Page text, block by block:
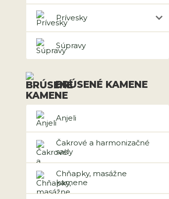
Prívesky
Súpravy
BRÚSENÉ KAMENE
Anjeli
Čakrové a harmonizačné
sady
Chňapky, masážne
kamene